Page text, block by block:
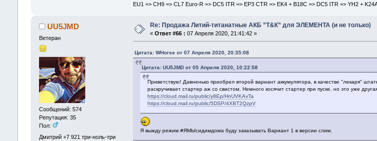
EU1 => CH9 => CL7 Euro-R => DC5 ITR => EP3 CTR => EK4 + B18С => DC5 ITR => YH2 +
UU5JMD
Ветеран
Сообщений: 574
Репутация: 35
Пол:
Дмитрий +7 921 три-ноль-три
Re: Продажа Литий-титанатные АКБ ”Т&К” для ЭЛЕМЕНТА (и не только)
« Ответ #66 : 07 Апреля 2020, 21:41:42 »
Цитата: WHorse от 07 Апреля 2020, 20:35:08
Цитата: UU5JMD от 05 Апреля 2020, 10:22:58
Приветствую! Давненько приобрел второй вариант аккумулятора, в качестве "лекаря"
раскручивает стартер аж со свистом. Немного косячит стартер при пуске, но это уже
https://cloud.mail.ru/public/y8Ep/HnUVKAvTa
https://cloud.mail.ru/public/5DSP/4XBT2QzpV
Я выжду режим #ЯМЫсидимдома буду заказывать Вариант 1 в версии слим.